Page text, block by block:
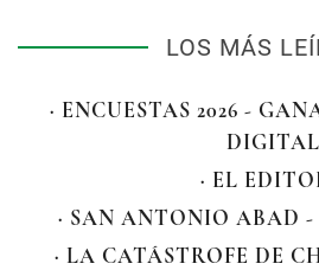
LOS MÁS
· ENCUESTAS 2026 -
DIGITAL
· EL
· SAN ANTONIO ABAD
· LA CATÁSTROFE DE